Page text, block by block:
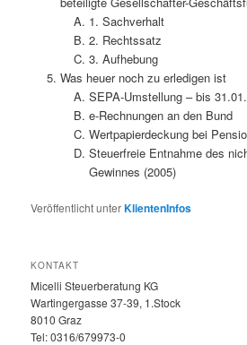
1. Sachverhalt
2. Rechtssatz
3. Aufhebung
Was heuer noch zu erledigen ist
SEPA-Umstellung – bis
e-Rechnungen an den Bund
Wertpapierdeckung bei
Steuerfreie Entnahme des
Gewinnes (2005)
Veröffentlicht unterKlientenInfos
KONTAKT
Micelli Steuerberatung KG
Wartingergasse 37-39, 1.Stock
8010 Graz
Tel:0316/679973-0